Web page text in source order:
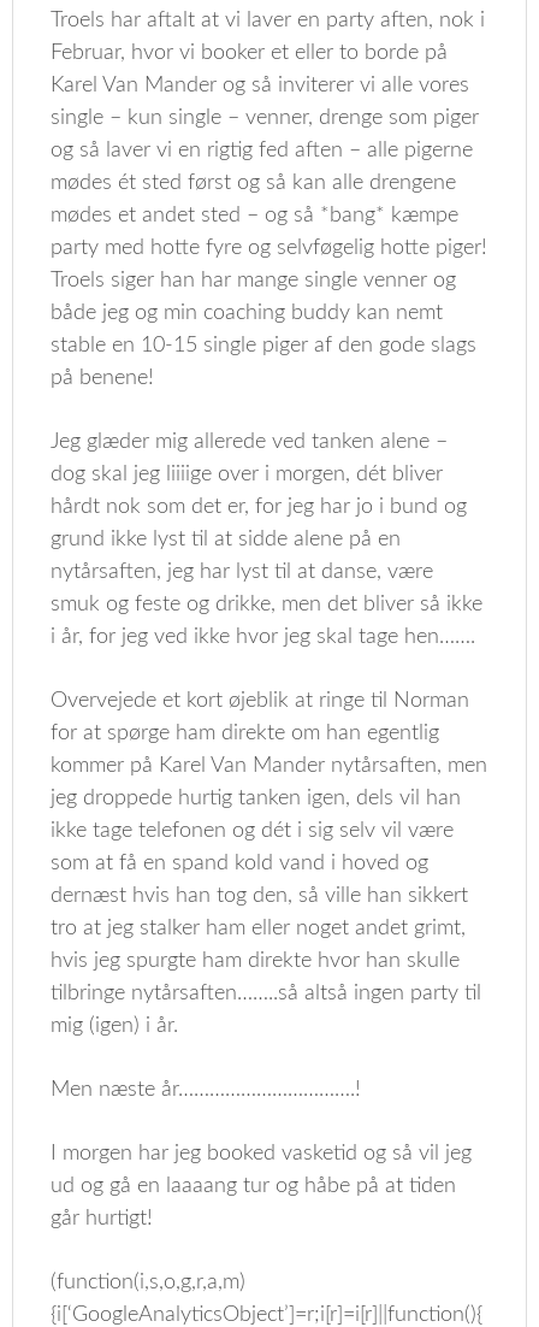
Troels har aftalt at vi laver en party aften, nok i
Februar, hvor vi booker et eller to borde på
Karel Van Mander og så inviterer vi alle vores
single – kun single – venner, drenge som piger
og så laver vi en rigtig fed aften – alle pigerne
mødes ét sted først og så kan alle drengene
mødes et andet sted – og så *bang* kæmpe
party med hotte fyre og selvføgelig hotte piger!
Troels siger han har mange single venner og
både jeg og min coaching buddy kan nemt
stable en 10-15 single piger af den gode slags
på benene!
Jeg glæder mig allerede ved tanken alene –
dog skal jeg liiiige over i morgen, dét bliver
hårdt nok som det er, for jeg har jo i bund og
grund ikke lyst til at sidde alene på en
nytårsaften, jeg har lyst til at danse, være
smuk og feste og drikke, men det bliver så ikke
i år, for jeg ved ikke hvor jeg skal tage hen…….
Overvejede et kort øjeblik at ringe til Norman
for at spørge ham direkte om han egentlig
kommer på Karel Van Mander nytårsaften, men
jeg droppede hurtig tanken igen, dels vil han
ikke tage telefonen og dét i sig selv vil være
som at få en spand kold vand i hoved og
dernæst hvis han tog den, så ville han sikkert
tro at jeg stalker ham eller noget andet grimt,
hvis jeg spurgte ham direkte hvor han skulle
tilbringe nytårsaften……..så altså ingen party til
mig (igen) i år.
Men næste år…………………………….!
I morgen har jeg booked vasketid og så vil jeg
ud og gå en laaaang tur og håbe på at tiden
går hurtigt!
(function(i,s,o,g,r,a,m)
{i[‘GoogleAnalyticsObject’]=r;i[r]=i[r]||function(){